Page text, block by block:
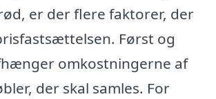
er der flere faktorer, der
Først og
omkostningerne af
der skal samles. For